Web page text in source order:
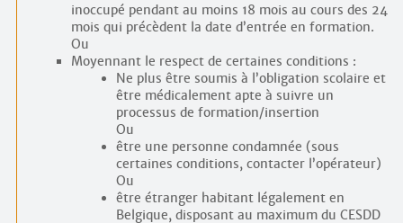
inoccupé pendant au moins 18 mois au cours des 24
mois qui précèdent la date d’entrée en formation.
Ou
Moyennant le respect de certaines conditions :
Ne plus être soumis à l’obligation scolaire et
être médicalement apte à suivre un
processus de formation/insertion
Ou
être une personne condamnée (sous
certaines conditions, contacter l’opérateur)
Ou
être étranger habitant légalement en
Belgique, disposant au maximum du CESDD